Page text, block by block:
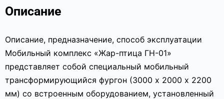
Описание
Описание, предназначение, способ эксплуатации
Мобильный комплекс «Жар-птица ГН-01»
представляет собой специальный мобильный
трансформирующийся фургон (3000 х 2000 х 2200
мм) со встроенным оборудованием, установленный